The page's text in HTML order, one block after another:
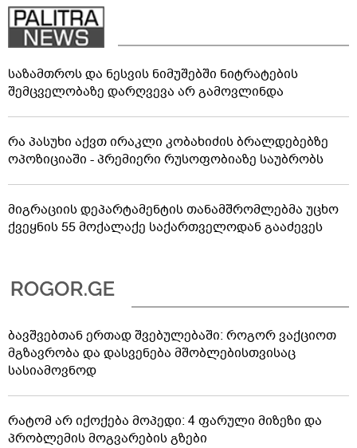
საზამთროს და ნესვის ნიმუშებში ნიტრატების
შემცველობაზე დარღვევა არ გამოვლინდა
რა პასუხი აქვთ ირაკლი კობახიძის ბრალდებებზე
ოპოზიციაში - პრემიერი რუსოფობიაზე საუბრობს
მიგრაციის დეპარტამენტის თანამშრომლებმა უცხო
ქვეყნის 55 მოქალაქე საქართველოდან გააძევეს
ბავშვებთან ერთად შვებულებაში: როგორ ვაქციოთ
მგზავრობა და დასვენება მშობლებისთვისაც
სასიამოვნოდ
რატომ არ იქოქება მოპედი: 4 ფარული მიზეზი და
პრობლემის მოგვარების გზები